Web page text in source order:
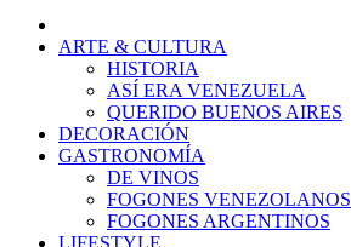
ARTE & CULTURA
HISTORIA
ASÍ ERA VENEZUELA
QUERIDO BUENOS AIRES
DECORACIÓN
GASTRONOMÍA
DE VINOS
FOGONES VENEZOLANOS
FOGONES ARGENTINOS
LIFESTYLE